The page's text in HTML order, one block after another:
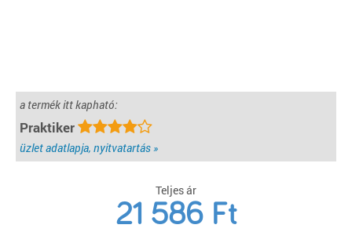
a termék itt kapható:
Praktiker
üzlet adatlapja, nyitvatartás »
Teljes ár
21 586 Ft